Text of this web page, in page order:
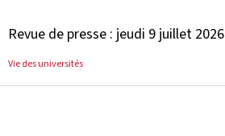
Revue de presse : jeudi 9 juillet 2026
Vie des universités